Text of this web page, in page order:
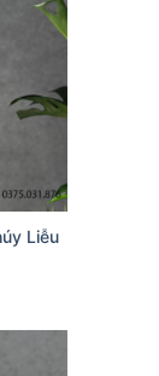
Liễu